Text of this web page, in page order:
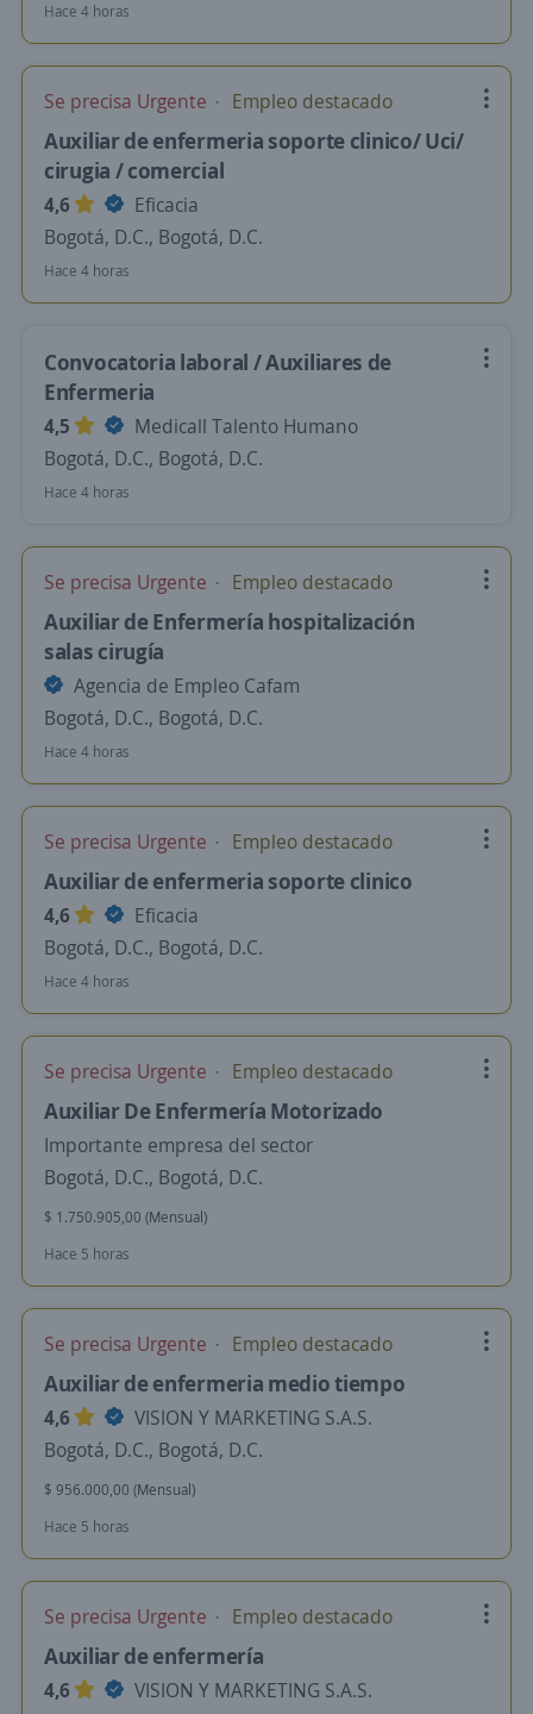
Hace 4 horas
Se precisa Urgente Empleo destacado
Auxiliar de enfermeria soporte clinico/ Uci/
cirugia / comercial
4,6
Eficacia
Bogotá, D.C., Bogotá, D.C.
Hace 4 horas
Convocatoria laboral / Auxiliares de
Enfermeria
4,5
Medicall Talento Humano
Bogotá, D.C., Bogotá, D.C.
Hace 4 horas
Se precisa Urgente Empleo destacado
Auxiliar de Enfermería hospitalización
salas cirugía
Agencia de Empleo Cafam
Bogotá, D.C., Bogotá, D.C.
Hace 4 horas
Se precisa Urgente Empleo destacado
Auxiliar de enfermeria soporte clinico
4,6
Eficacia
Bogotá, D.C., Bogotá, D.C.
Hace 4 horas
Se precisa Urgente Empleo destacado
Auxiliar De Enfermería Motorizado
Importante empresa del sector
Bogotá, D.C., Bogotá, D.C.
$ 1.750.905,00 (Mensual)
Hace 5 horas
Se precisa Urgente Empleo destacado
Auxiliar de enfermeria medio tiempo
4,6
VISION Y MARKETING S.A.S.
Bogotá, D.C., Bogotá, D.C.
$ 956.000,00 (Mensual)
Hace 5 horas
Se precisa Urgente Empleo destacado
Auxiliar de enfermería
4,6
VISION Y MARKETING S.A.S.